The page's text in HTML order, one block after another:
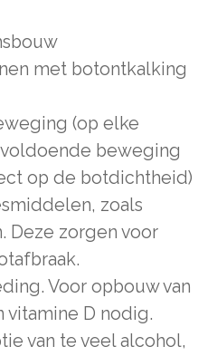
met botontkalking
(op elke
beweging
op de botdichtheid)
zoals
Deze zorgen voor
Voor opbouw van
vitamine D nodig.
van te veel alcohol,